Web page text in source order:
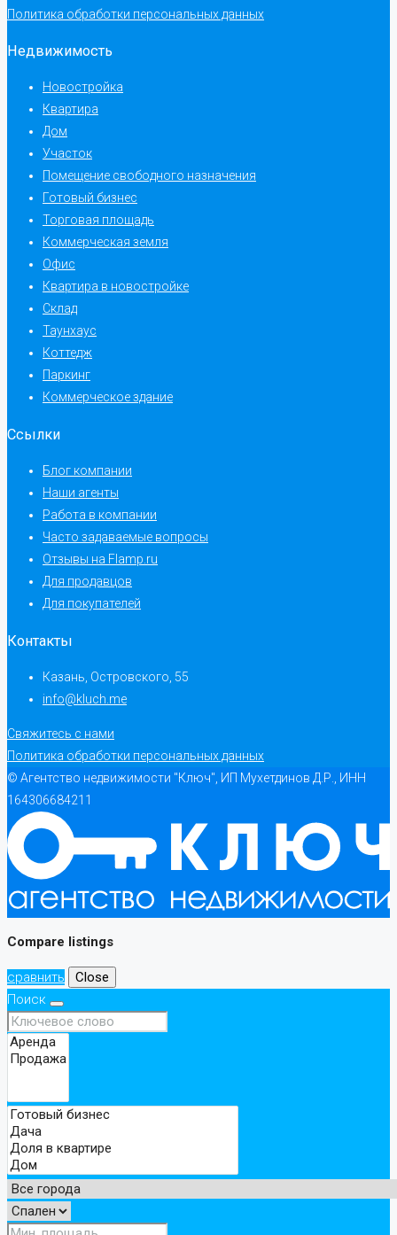
Политика обработки персональных данных
Недвижимость
Новостройка
Квартира
Дом
Участок
Помещение свободного назначения
Готовый бизнес
Торговая площадь
Коммерческая земля
Офис
Квартира в новостройке
Склад
Таунхаус
Коттедж
Паркинг
Коммерческое здание
Ссылки
Блог компании
Наши агенты
Работа в компании
Часто задаваемые вопросы
Отзывы на Flamp.ru
Для продавцов
Для покупателей
Контакты
Казань, Островского, 55
info@kluch.me
Свяжитесь с нами
Политика обработки персональных данных
© Агентство недвижимости "Ключ", ИП Мухетдинов Д.Р., ИНН
164306684211
Compare listings
сравнить
Close
Поиск